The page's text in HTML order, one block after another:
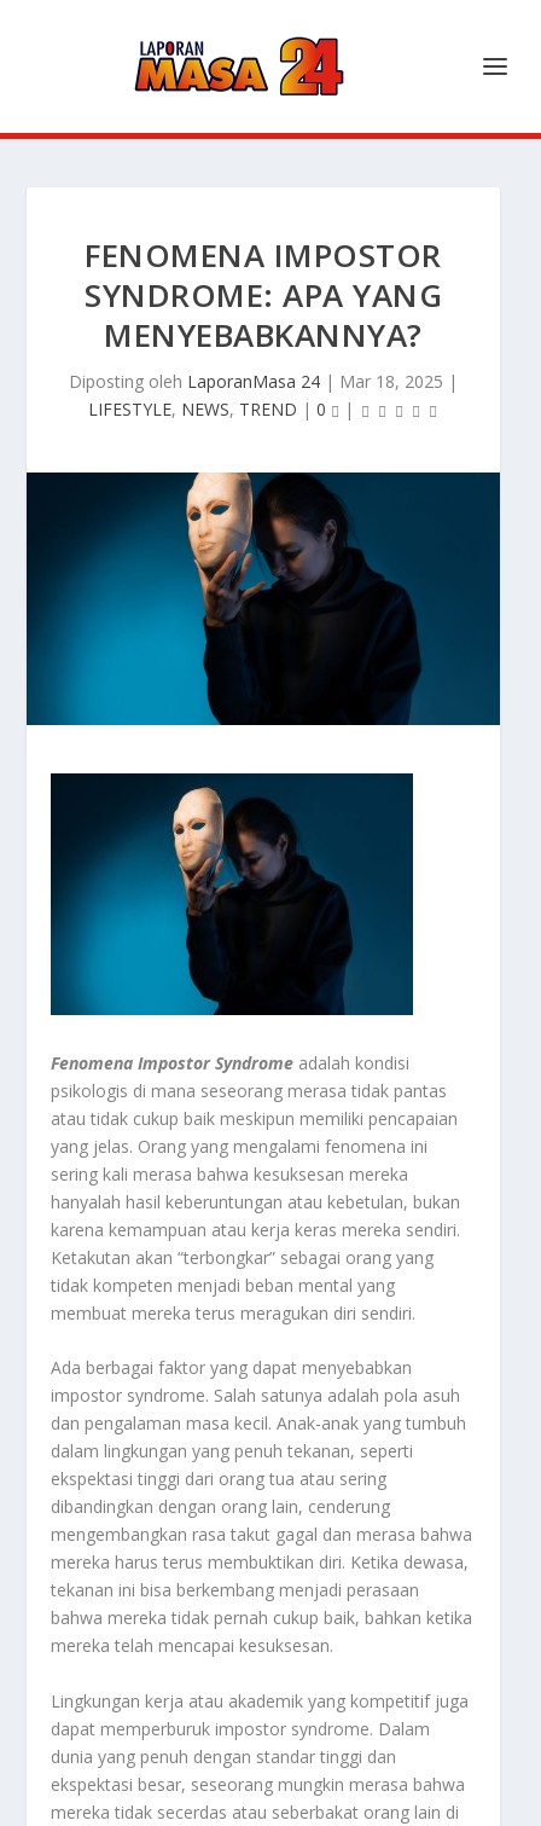
FENOMENA IMPOSTOR
SYNDROME: APA YANG
MENYEBABKANNYA?
Diposting oleh LaporanMasa 24 | Mar 18, 2025 |
LIFESTYLE, NEWS, TREND | 0 |
Fenomena Impostor Syndrome adalah kondisi
psikologis di mana seseorang merasa tidak pantas
atau tidak cukup baik meskipun memiliki pencapaian
yang jelas. Orang yang mengalami fenomena ini
sering kali merasa bahwa kesuksesan mereka
hanyalah hasil keberuntungan atau kebetulan, bukan
karena kemampuan atau kerja keras mereka sendiri.
Ketakutan akan “terbongkar” sebagai orang yang
tidak kompeten menjadi beban mental yang
membuat mereka terus meragukan diri sendiri.
Ada berbagai faktor yang dapat menyebabkan
impostor syndrome. Salah satunya adalah pola asuh
dan pengalaman masa kecil. Anak-anak yang tumbuh
dalam lingkungan yang penuh tekanan, seperti
ekspektasi tinggi dari orang tua atau sering
dibandingkan dengan orang lain, cenderung
mengembangkan rasa takut gagal dan merasa bahwa
mereka harus terus membuktikan diri. Ketika dewasa,
tekanan ini bisa berkembang menjadi perasaan
bahwa mereka tidak pernah cukup baik, bahkan ketika
mereka telah mencapai kesuksesan.
Lingkungan kerja atau akademik yang kompetitif juga
dapat memperburuk impostor syndrome. Dalam
dunia yang penuh dengan standar tinggi dan
ekspektasi besar, seseorang mungkin merasa bahwa
mereka tidak secerdas atau seberbakat orang lain di